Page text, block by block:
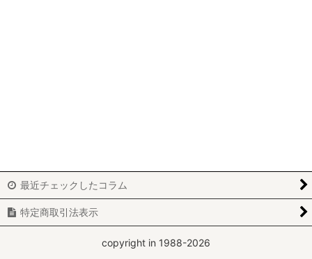
最近チェックしたコラム
特定商取引法表示
copyright in 1988-2026